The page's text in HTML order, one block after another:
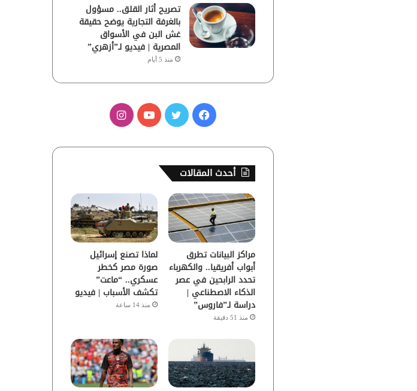
تصريح أثار القلق.. مسؤول
بالغرفة التجارية يوضح حقيقة
غش البن في الأسواق
المصرية | فيديو لـ”أزهري”
منذ 5 أيام
ف
س
و
ك
ي
ر
و
ب
ا
ق
ر
ا
م
أحدث المقالات
مراكز البيانات تطرق
أبواب أفريقيا.. والكهرباء
تحدد الرابحين في عصر
الذكاء الاصطناعي |
دراسة لـ”فاروس”
منذ 51 دقيقة
لماذا تصنع إسرائيل
صورة مصر كخطر
عسكري.. “ماعت”
تكشف الأسباب | فيديو
منذ 14 ساعة